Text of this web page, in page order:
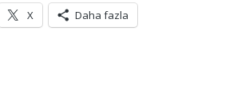
X Daha fazla